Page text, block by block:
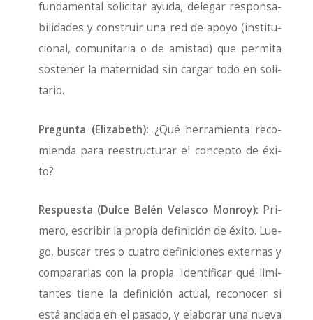
fun­da­men­tal soli­ci­tar ayu­da, dele­gar res­pon­sa­
bi­li­da­des y cons­truir una red de apo­yo (ins­ti­tu­
cio­nal, comu­ni­ta­ria o de amis­tad) que per­mi­ta
sos­te­ner la mater­ni­dad sin car­gar todo en soli­
ta­rio.
Pre­gun­ta (Eli­za­beth): ¿Qué herra­mien­ta reco­
mien­da para rees­truc­tu­rar el con­cep­to de éxi­
to?
Res­pues­ta (Dul­ce Belén Velas­co Mon­roy): Pri­
me­ro, escri­bir la pro­pia defi­ni­ción de éxi­to. Lue­
go, bus­car tres o cua­tro defi­ni­cio­nes exter­nas y
com­pa­rar­las con la pro­pia. Iden­ti­fi­car qué limi­
tan­tes tie­ne la defi­ni­ción actual, reco­no­cer si
está ancla­da en el pasa­do, y ela­bo­rar una nue­va